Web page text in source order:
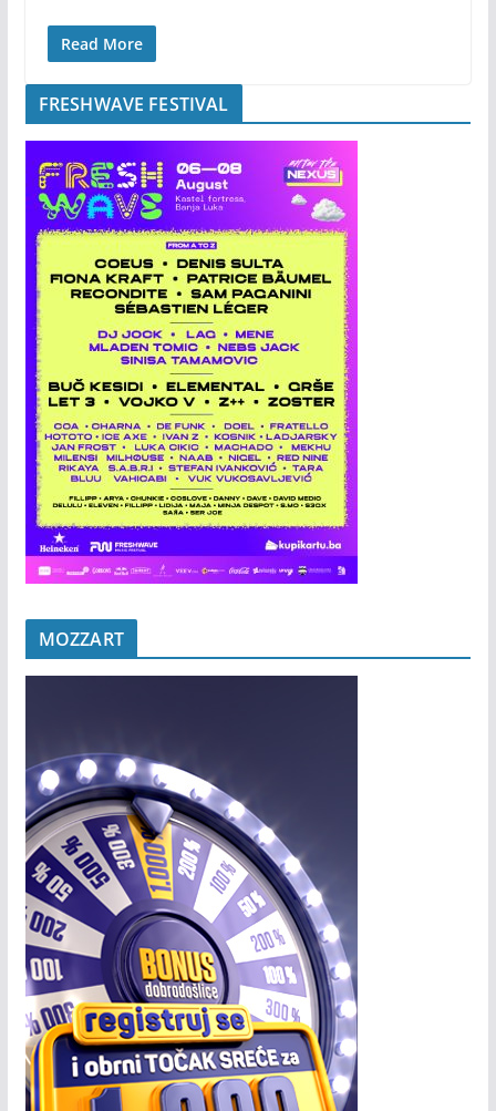
Read More
FRESHWAVE FESTIVAL
MOZZART